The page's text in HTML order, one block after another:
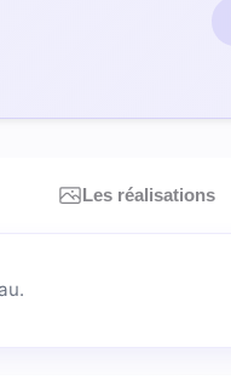
Les réalisations